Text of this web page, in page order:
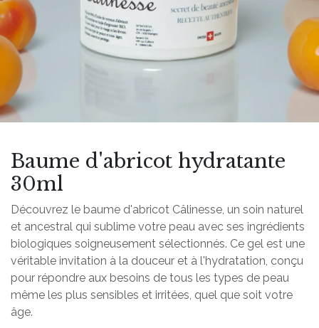
Baume d'abricot hydratante
30ml
Découvrez le baume d'abricot Câlinesse, un soin naturel
et ancestral qui sublime votre peau avec ses ingrédients
biologiques soigneusement sélectionnés. Ce gel est une
véritable invitation à la douceur et à l'hydratation, conçu
pour répondre aux besoins de tous les types de peau
même les plus sensibles et irritées, quel que soit votre
âge.